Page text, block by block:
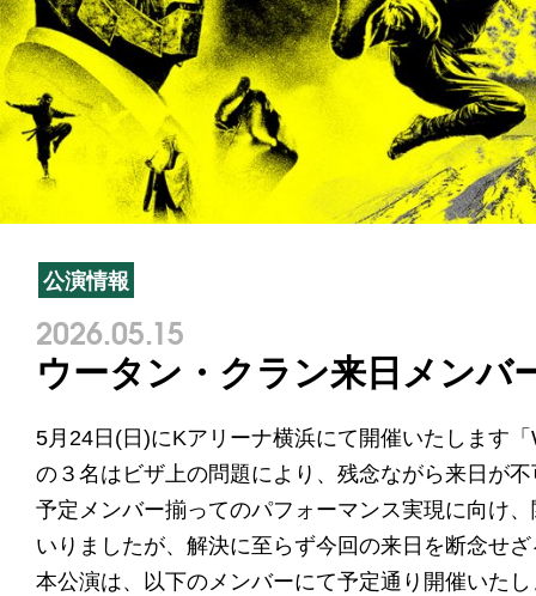
公演情報
2026.05.15
ウータン・クラン来日メンバ
5月24日(日)にKアリーナ横浜にて開催いたします
の３名はビザ上の問題により、残念ながら来日が
予定メンバー揃ってのパフォーマンス実現に向け
いりましたが、解決に至らず今回の来日を断念せ
本公演は、以下のメンバーにて予定通り開催いた